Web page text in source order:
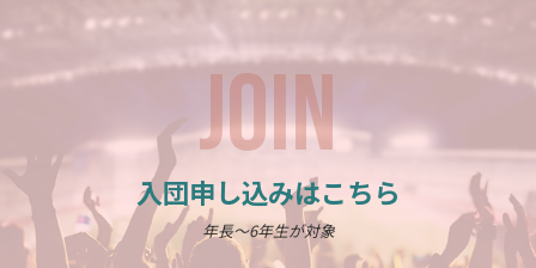
JOIN
入団申し込みはこちら
年長～6年生が対象